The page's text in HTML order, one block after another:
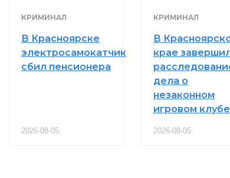
КРИМИНАЛ
В Красноярске
электросамокатчик
сбил пенсионера
2026-08-05
КРИМИНАЛ
В
крае
дела о
незаконном
игровом клубе
2026-08-05